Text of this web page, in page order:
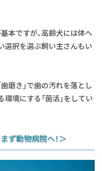
本ですが、高齢犬には体へ
選択を選ぶ飼い主さんもい
磨き」で歯の汚れを落とし
境にする「菌活」をしてい
ず動物病院へ！＞